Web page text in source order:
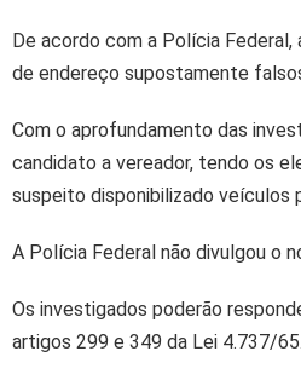
De acordo com a Polícia
de endereço supostamente
Com o aprofundamento das
candidato a vereador, tendo os
suspeito disponibilizado veículos
A Polícia Federal não divulgou o
Os investigados poderão
artigos 299 e 349 da Lei 4.737/65.